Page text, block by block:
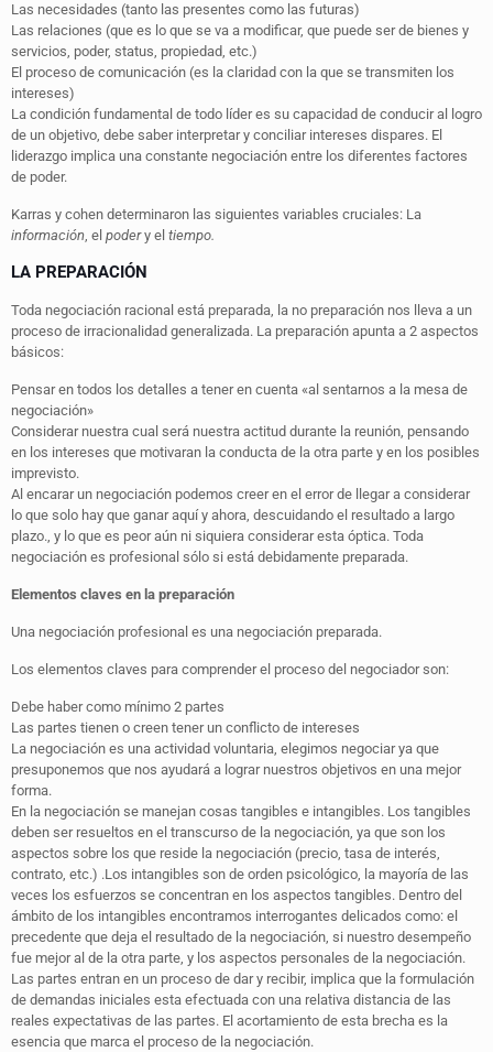
Las necesidades (tanto las presentes como las futuras)
Las relaciones (que es lo que se va a modificar, que puede ser de bienes y
servicios, poder, status, propiedad, etc.)
El proceso de comunicación (es la claridad con la que se transmiten los
intereses)
La condición fundamental de todo líder es su capacidad de conducir al logro
de un objetivo, debe saber interpretar y conciliar intereses dispares. El
liderazgo implica una constante negociación entre los diferentes factores
de poder.
Karras y cohen determinaron las siguientes variables cruciales: La
información , el podery el tiempo.
LA PREPARACIÓN
Toda negociación racional está preparada, la no preparación nos lleva a un
proceso de irracionalidad generalizada. La preparación apunta a 2 aspectos
básicos:
Pensar en todos los detalles a tener en cuenta «al sentarnos a la mesa de
negociación»
Considerar nuestra cual será nuestra actitud durante la reunión, pensando
en los intereses que motivaran la conducta de la otra parte y en los posibles
imprevisto.
Al encarar un negociación podemos creer en el error de llegar a considerar
lo que solo hay que ganar aquí y ahora, descuidando el resultado a largo
plazo., y lo que es peor aún ni siquiera considerar esta óptica. Toda
negociación es profesional sólo si está debidamente preparada.
Elementos claves en la preparación
Una negociación profesional es una negociación preparada.
Los elementos claves para comprender el proceso del negociador son:
Debe haber como mínimo 2 partes
Las partes tienen o creen tener un conflicto de intereses
La negociación es una actividad voluntaria, elegimos negociar ya que
presuponemos que nos ayudará a lograr nuestros objetivos en una mejor
forma.
En la negociación se manejan cosas tangibles e intangibles. Los tangibles
deben ser resueltos en el transcurso de la negociación, ya que son los
aspectos sobre los que reside la negociación (precio, tasa de interés,
contrato, etc.) .Los intangibles son de orden psicológico, la mayoría de las
veces los esfuerzos se concentran en los aspectos tangibles. Dentro del
ámbito de los intangibles encontramos interrogantes delicados como: el
precedente que deja el resultado de la negociación, si nuestro desempeño
fue mejor al de la otra parte, y los aspectos personales de la negociación.
Las partes entran en un proceso de dar y recibir, implica que la formulación
de demandas iniciales esta efectuada con una relativa distancia de las
reales expectativas de las partes. El acortamiento de esta brecha es la
esencia que marca el proceso de la negociación.